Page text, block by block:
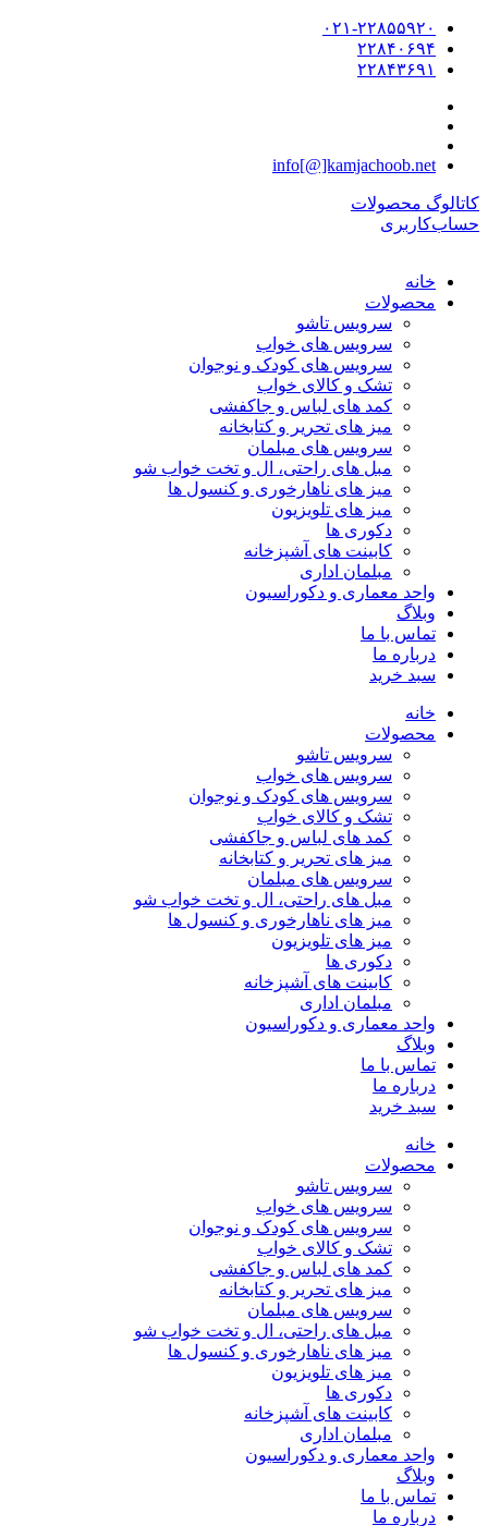
۰۲۱-۲۲۸۵۵۹۲۰
۲۲۸۴۰۶۹۴
۲۲۸۴۳۶۹۱
info[@]kamjachoob.net
کاتالوگ محصولات
حساب‌کاربری
خانه
محصولات
سرویس تاشو
سرویس های خواب
سرویس های کودک و نوجوان
تشک و کالای خواب
کمد های لباس و جاکفشی
میز های تحریر و کتابخانه
سرویس های مبلمان
مبل های راحتی، ال و تخت خواب شو
میز های ناهارخوری و کنسول ها
میز های تلویزیون
دکوری ها
کابینت های آشپزخانه
مبلمان اداری
واحد معماری و دکوراسیون
وبلاگ
تماس با ما
درباره ما
سبد خرید
خانه
محصولات
سرویس تاشو
سرویس های خواب
سرویس های کودک و نوجوان
تشک و کالای خواب
کمد های لباس و جاکفشی
میز های تحریر و کتابخانه
سرویس های مبلمان
مبل های راحتی، ال و تخت خواب شو
میز های ناهارخوری و کنسول ها
میز های تلویزیون
دکوری ها
کابینت های آشپزخانه
مبلمان اداری
واحد معماری و دکوراسیون
وبلاگ
تماس با ما
درباره ما
سبد خرید
خانه
محصولات
سرویس تاشو
سرویس های خواب
سرویس های کودک و نوجوان
تشک و کالای خواب
کمد های لباس و جاکفشی
میز های تحریر و کتابخانه
سرویس های مبلمان
مبل های راحتی، ال و تخت خواب شو
میز های ناهارخوری و کنسول ها
میز های تلویزیون
دکوری ها
کابینت های آشپزخانه
مبلمان اداری
واحد معماری و دکوراسیون
وبلاگ
تماس با ما
درباره ما